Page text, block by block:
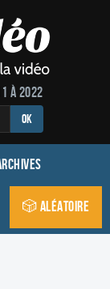
à 2022
OK
🎲 Aléatoire